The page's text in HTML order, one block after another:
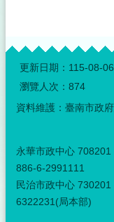
:::
更新日期： 115-08-06
瀏覽人次： 874
資料維護：臺南市政
永華市政中心 708201
886-6-2991111
民治市政中心
6322231(局本部)